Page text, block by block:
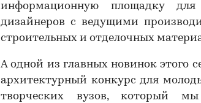
информационную площадку
дизайнеров с ведущими
строительных и отделочных
А одной из главных новинок этого
архитектурный конкурс для
творческих вузов, который